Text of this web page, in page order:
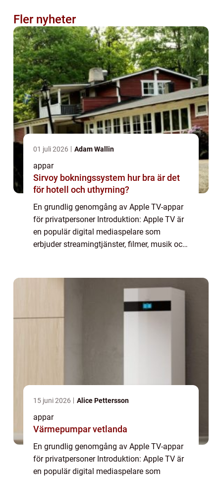
Fler nyheter
01 juli 2026 Adam Wallin
appar
Sirvoy bokningssystem hur bra är det
för hotell och uthyrning?
En grundlig genomgång av Apple TV-appar
för privatpersoner Introduktion: Apple TV är
en populär digital mediaspelare som
erbjuder streamingtjänster, filmer, musik och
15 juni 2026 Alice Pettersson
appar
Värmepumpar vetlanda
En grundlig genomgång av Apple TV-appar
för privatpersoner Introduktion: Apple TV är
en populär digital mediaspelare som